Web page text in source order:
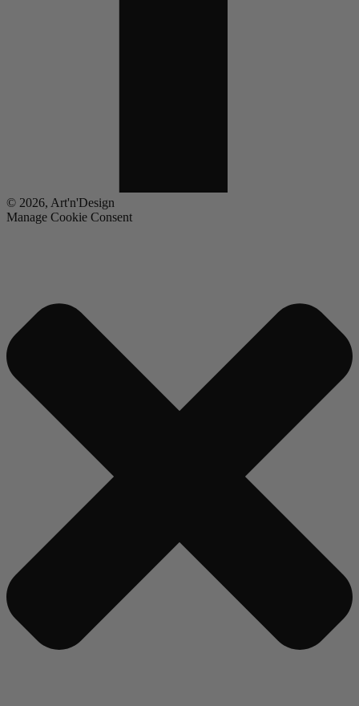
© 2026, Art'n'Design
Manage Cookie Consent